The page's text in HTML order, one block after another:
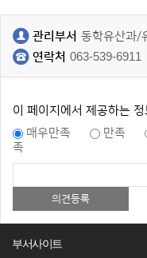
관리부서 동학유산과/
연락처 063-539-6911
이 페이지에서 제공하는
매우만족
만족
족
부서사이트